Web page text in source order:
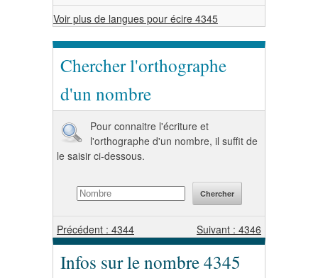
Voir plus de langues pour écire 4345
Chercher l'orthographe
d'un nombre
Pour connaitre l'écriture et
l'orthographe d'un nombre, il suffit de
le saisir ci-dessous.
Précédent : 4344 Suivant : 4346
Infos sur le nombre 4345